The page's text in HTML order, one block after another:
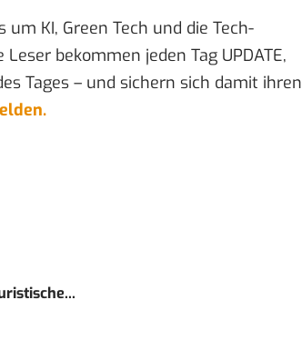
um KI, Green Tech und die Tech-
bekommen jeden Tag UPDATE,
Tages – und sichern sich damit ihren